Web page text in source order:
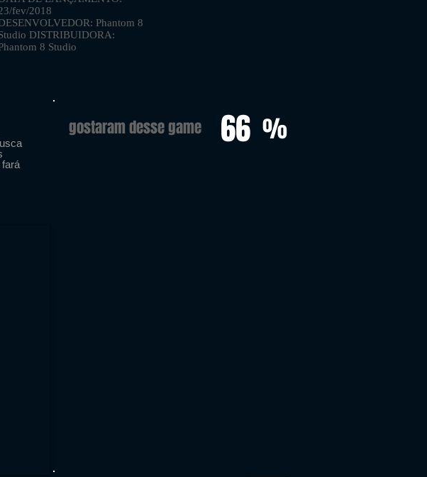
fev/2018
Phantom 8
DISTRIBUIDORA:
8 Studio
gostaram desse game 66 %